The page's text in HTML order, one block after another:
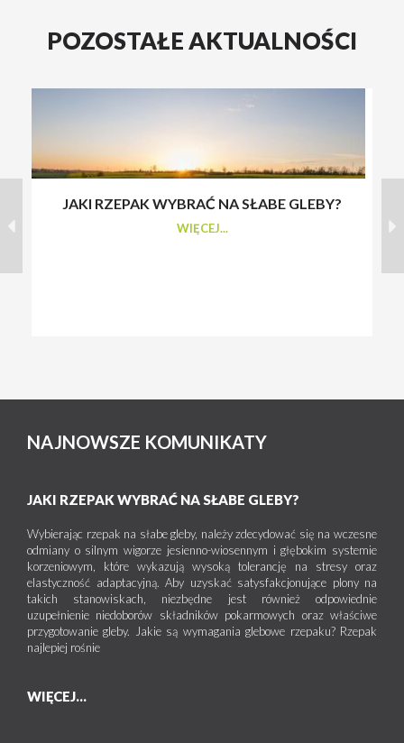
POZOSTAŁE AKTUALNOŚCI
JAKI RZEPAK WYBRAĆ NA SŁABE GLEBY?
WIĘCEJ...
NAJNOWSZE KOMUNIKATY
JAKI RZEPAK WYBRAĆ NA SŁABE GLEBY?
Wybierając rzepak na słabe gleby, należy zdecydować się na wczesne
odmiany o silnym wigorze jesienno-wiosennym i głębokim systemie
korzeniowym, które wykazują wysoką tolerancję na stresy oraz
elastyczność adaptacyjną. Aby uzyskać satysfakcjonujące plony na
takich stanowiskach, niezbędne jest również odpowiednie
uzupełnienie niedoborów składników pokarmowych oraz właściwe
przygotowanie gleby. Jakie są wymagania glebowe rzepaku? Rzepak
najlepiej rośnie
WIĘCEJ...